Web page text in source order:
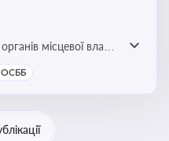
місцевої влади,
управлінські
(міст, сіл, селищ)